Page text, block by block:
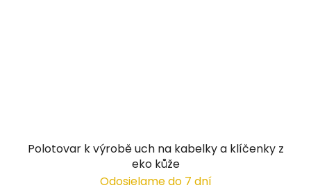
Polotovar k výrobě uch na kabelky a klíčenky z
eko kůže
Odosielame do 7 dní